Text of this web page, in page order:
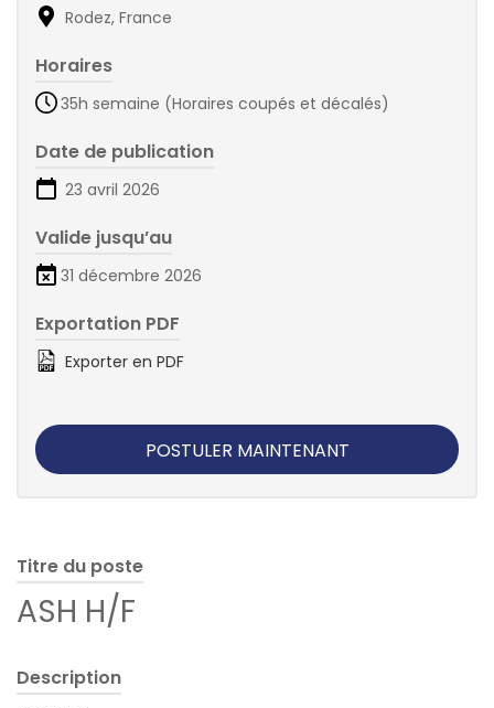
Rodez, France
Horaires
35h semaine (Horaires coupés et décalés)
Date de publication
23 avril 2026
Valide jusqu’au
31 décembre 2026
Exportation PDF
Exporter en PDF
POSTULER MAINTENANT
Titre du poste
ASH H/F
Description